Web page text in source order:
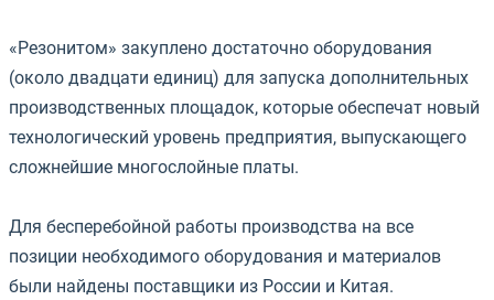
«Резонитом» закуплено достаточно оборудования
(около двадцати единиц) для запуска дополнительных
производственных площадок, которые обеспечат новый
технологический уровень предприятия, выпускающего
сложнейшие многослойные платы.
Для бесперебойной работы производства на все
позиции необходимого оборудования и материалов
были найдены поставщики из России и Китая.